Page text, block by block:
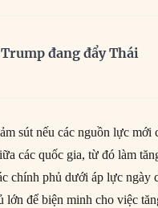
đang đẩy Thái
sút nếu các nguồn lực mới
các quốc gia, từ đó làm
chính phủ dưới áp lực ngày
để biện minh cho việc